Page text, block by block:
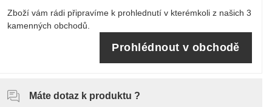
Zboží vám rádi připravíme k prohlednutí v kterémkoli z našich 3
kamenných obchodů.
Prohlédnout v obchodě
Máte dotaz k produktu ?